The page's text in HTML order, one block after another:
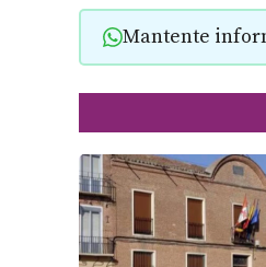
Mantente